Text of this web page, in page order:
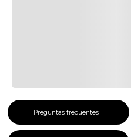
Preguntas frecuentes